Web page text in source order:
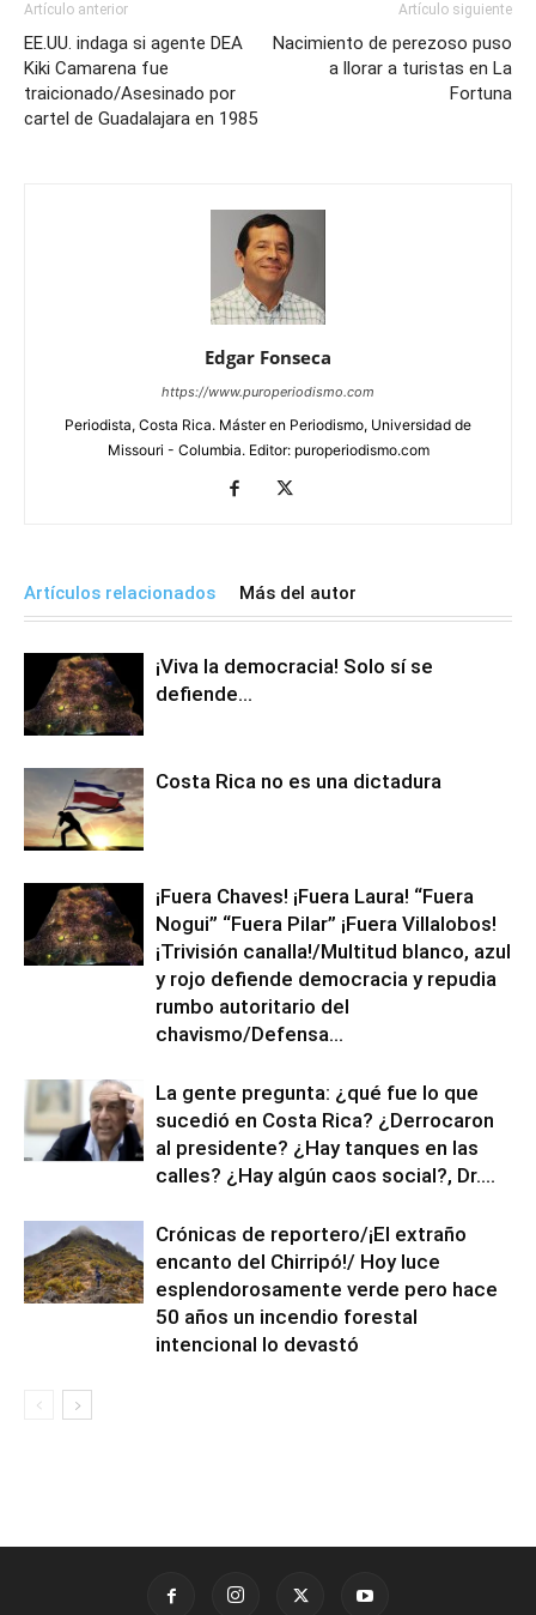
Artículo anterior
EE.UU. indaga si agente DEA
Kiki Camarena fue
traicionado/Asesinado por
cartel de Guadalajara en 1985
Artículo siguiente
Nacimiento de perezoso puso
a llorar a turistas en La
Fortuna
Edgar Fonseca
https://www.puroperiodismo.com
Periodista, Costa Rica. Máster en Periodismo, Universidad de
Missouri - Columbia. Editor: puroperiodismo.com
Artículos relacionados Más del autor
¡Viva la democracia! Solo sí se
defiende…
Costa Rica no es una dictadura
¡Fuera Chaves! ¡Fuera Laura! “Fuera
Nogui” “Fuera Pilar” ¡Fuera Villalobos!
¡Trivisión canalla!/Multitud blanco, azul
y rojo defiende democracia y repudia
rumbo autoritario del
chavismo/Defensa...
La gente pregunta: ¿qué fue lo que
sucedió en Costa Rica? ¿Derrocaron
al presidente? ¿Hay tanques en las
calles? ¿Hay algún caos social?, Dr....
Crónicas de reportero/¡El extraño
encanto del Chirripó!/ Hoy luce
esplendorosamente verde pero hace
50 años un incendio forestal
intencional lo devastó